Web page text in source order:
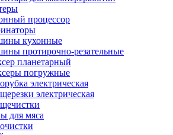
процессор
кухонные
протирочно-резательные
планетарный
погружные
электрическая
электрическая
для мяса